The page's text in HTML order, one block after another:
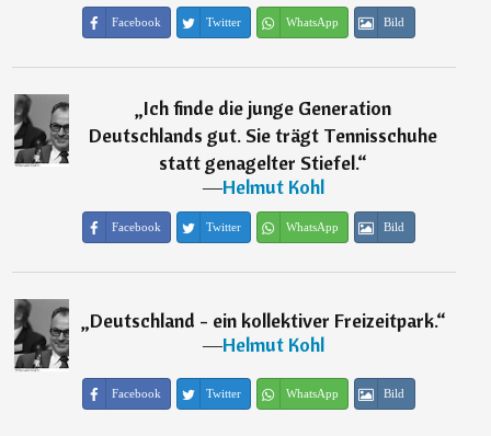
Facebook Twitter WhatsApp Bild
„Ich finde die junge Generation
Deutschlands gut. Sie trägt Tennisschuhe
statt genagelter Stiefel.“
―Helmut Kohl
Facebook Twitter WhatsApp Bild
„Deutschland - ein kollektiver Freizeitpark.“
―Helmut Kohl
Facebook Twitter WhatsApp Bild